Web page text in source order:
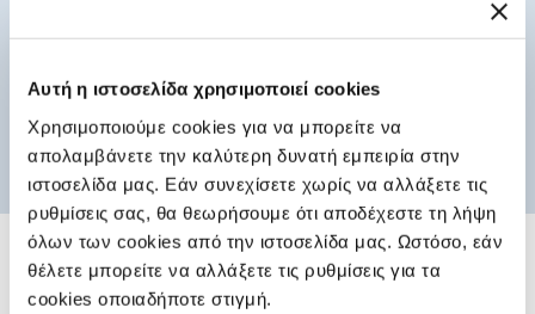
Αυτή η ιστοσελίδα χρησιμοποιεί cookies
Χρησιμοποιούμε cookies για να μπορείτε να
απολαμβάνετε την καλύτερη δυνατή εμπειρία στην
ιστοσελίδα μας. Εάν συνεχίσετε χωρίς να αλλάξετε τις
ρυθμίσεις σας, θα θεωρήσουμε ότι αποδέχεστε τη λήψη
όλων των cookies από την ιστοσελίδα μας. Ωστόσο, εάν
θέλετε μπορείτε να αλλάξετε τις ρυθμίσεις για τα
cookies οποιαδήποτε στιγμή.